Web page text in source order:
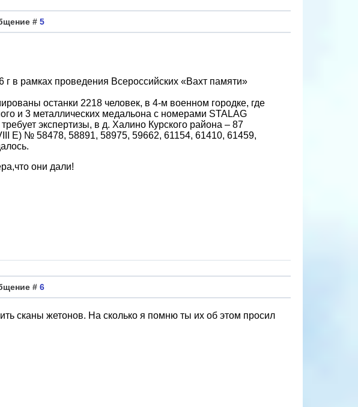
# 5
в рамках проведения Всероссийских «Вахт памяти»
останки 2218 человек, в 4-м военном городке, где
и 3 металлических медальона с номерами STALAG
экспертизы, в д. Халино Курского района – 87
E) № 58478, 58891, 58975, 59662, 61154, 61410, 61459,
они дали!
# 6
сканы жетонов. На сколько я помню ты их об этом просил